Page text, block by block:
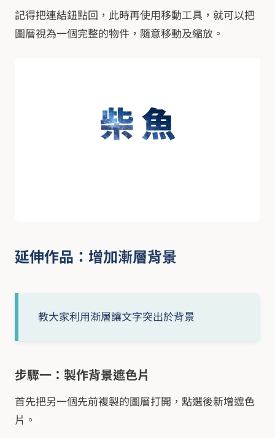
記得把連結鈕點回，此時再使用移動工具，就可以把
圖層視為一個完整的物件，隨意移動及縮放。
延伸作品：增加漸層背景
教大家利用漸層讓文字突出於背景
步驟一：製作背景遮色片
首先把另一個先前複製的圖層打開，點選後新增遮色
片。